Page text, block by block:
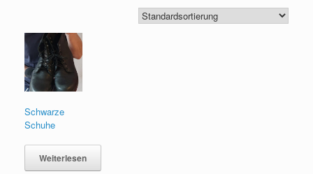
Schwarze
Schuhe
Weiterlesen